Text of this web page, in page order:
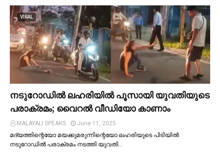
VIRAL
നടുറോഡില്‍ ലഹരിയില്‍ പൂസായി യുവതിയുടെ
പരാക്രമം; വൈറൽ വീഡിയോ കാണാം
MALAYALI SPEAKS
June 11, 2025
മദ്യത്തിന്റെയോ മയക്കുമരുന്നിന്റെയോ ലഹരിയുടെ പിടിയില്‍
നടുറോഡില്‍ പരാക്രമം നടത്തി യുവതി…